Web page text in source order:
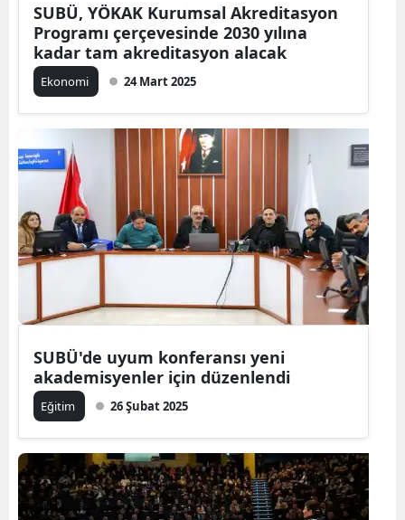
SUBÜ, YÖKAK Kurumsal Akreditasyon
Programı çerçevesinde 2030 yılına
kadar tam akreditasyon alacak
Ekonomi 24 Mart 2025
SUBÜ'de uyum konferansı yeni
akademisyenler için düzenlendi
Eğitim 26 Şubat 2025